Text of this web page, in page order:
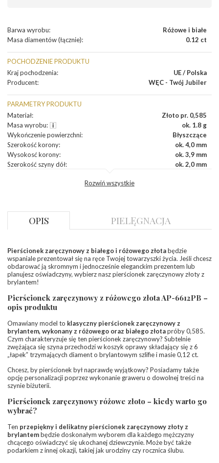
Barwa wyrobu:
Różowe i białe
Masa diamentów (łącznie): 0.12 ct
POCHODZENIE PRODUKTU
Kraj pochodzenia:
UE / Polska
Producent: WĘC - Twój Jubiler
PARAMETRY PRODUKTU
Materiał:
Złoto pr. 0,585
Masa wyrobu:
ok. 1.8 g
Wykończenie powierzchni:
Błyszczące
Szerokość korony:
ok. 4,0 mm
Wysokosć korony:
ok. 3,9 mm
Szerokość szyny dół:
ok. 2,0 mm
Brylantowy okrągły
Liczba diamentów
0.120 ct - 1 szt.
Czystość: VS
INNE PARAMETRY
Rozwiń wszystkie
OPIS PIELĘGNACJA
Pierścionek zaręczynowy z białego i różowego złotabędzie
wspaniale prezentował się na ręce Twojej towarzyszki życia. Jeśli chcesz
obdarować ją skromnym i jednocześnie eleganckim prezentem lub
planujesz oświadczyny, wybierz nasz pierścionek zaręczynowy złoty z
brylantem!
Pierścionek zaręczynowy z różowego złota AP-6612PB –
opis produktu
Omawiany model to klasyczny pierścionek zaręczynowy z
brylantem, wykonany z różowego oraz białego złotapróby 0,585.
Czym charakteryzuje się ten pierścionek zaręczynowy? Subtelnie
zwężająca się szyna przechodzi w koszyk oprawy składający się z 6
„łapek” trzymających diament o brylantowym szlifie i masie 0,12 ct.
Chcesz, by pierścionek był naprawdę wyjątkowy? Posiadamy także
opcję personalizacji poprzez wykonanie graweru o dowolnej treści na
szynie biżuterii.
Pierścionek zaręczynowy różowe złoto – kiedy warto go
wybrać?
Ten przepiękny i delikatny pierścionek zaręczynowy złoty z
brylantembędzie doskonałym wyborem dla każdego mężczyzny
chcącego oświadczyć się ukochanej dziewczynie. Może być także
podarkiem z innej okazji, takiej jak urodziny czy rocznica ślubu.